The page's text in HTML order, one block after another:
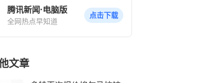
腾讯新闻·电脑版
全网热点早知道
点击下载
文章